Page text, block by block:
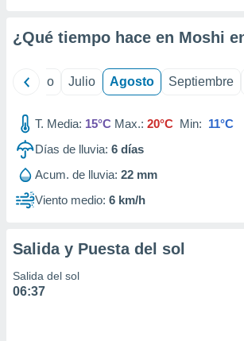
mediante
publicidad
1199
¿Qué tiempo hace en Moshi
Junio Julio Agosto Septiembre
T. Media: 15°C Max.: 20°C Min: 11°C
Días de lluvia: 6 días
Acum. de lluvia: 22 mm
Viento medio: 6 km/h
Salida y Puesta del sol
Salida del sol
06:37